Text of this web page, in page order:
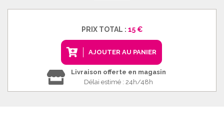
PRIX TOTAL : 15 €
AJOUTER AU PANIER
Livraison offerte en magasin
Délai estimé : 24h/48h